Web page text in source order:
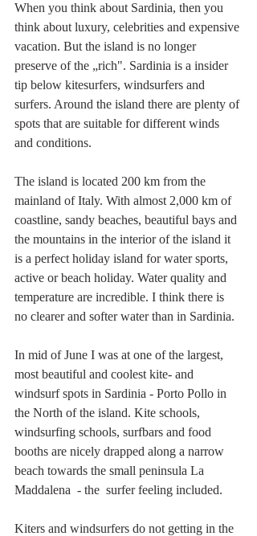
When you think about Sardinia, then you
think about luxury, celebrities and expensive
vacation. But the island is no longer
preserve of the „rich". Sardinia is a insider
tip below kitesurfers, windsurfers and
surfers. Around the island there are plenty of
spots that are suitable for different winds
and conditions.
The island is located 200 km from the
mainland of Italy. With almost 2,000 km of
coastline, sandy beaches, beautiful bays and
the mountains in the interior of the island it
is a perfect holiday island for water sports,
active or beach holiday. Water quality and
temperature are incredible. I think there is
no clearer and softer water than in Sardinia.
In mid of June I was at one of the largest,
most beautiful and coolest kite- and
windsurf spots in Sardinia - Porto Pollo in
the North of the island. Kite schools,
windsurfing schools, surfbars and food
booths are nicely drapped along a narrow
beach towards the small peninsula La
Maddalena  - the  surfer feeling included.
Kiters and windsurfers do not getting in the